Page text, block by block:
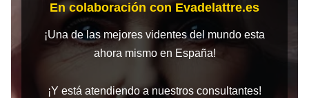
En colaboración con Evadelattre.es
¡Una de las mejores videntes del mundo esta
ahora mismo en España!
¡Y está atendiendo a nuestros consultantes!